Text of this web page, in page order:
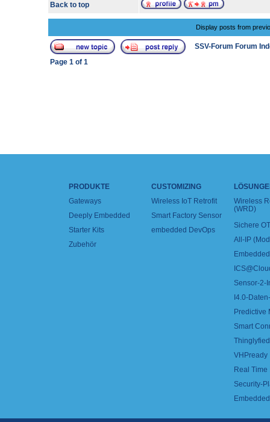
Back to top
Display posts from
SSV-Forum Forum
Page 1of 1
PRODUKTE
Gateways
Deeply Embedded
Starter Kits
Zubehör
CUSTOMIZING
Wireless IoT Retrofit
Smart Factory Sensor
embedded DevOps
Wireless
(WRD)
Sichere
All-IP
Sensor-2-
I4.0-
Predictive
Smart
VHPready
Real
Security-